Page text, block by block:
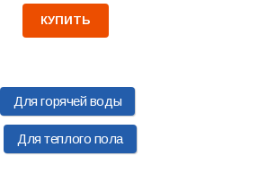
КУПИТЬ
Для горячей воды
Для теплого пола